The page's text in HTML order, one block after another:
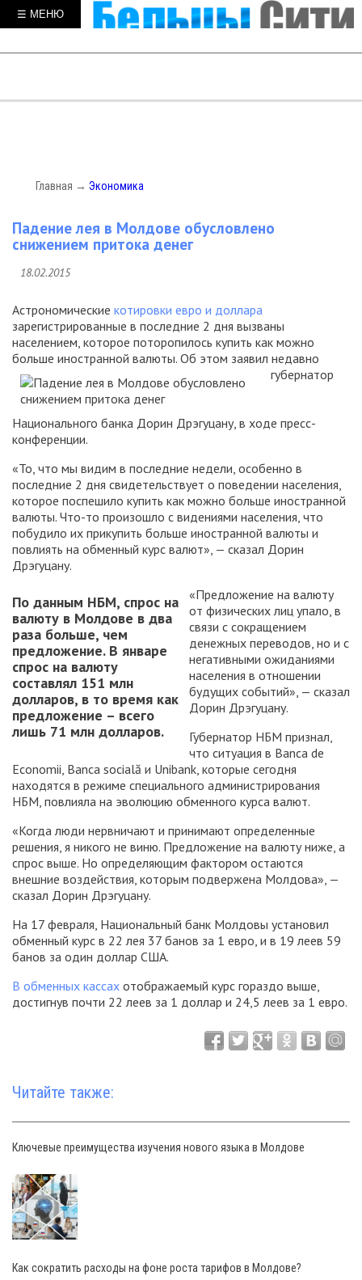
☰ МЕНЮ
Главная → Экономика
Падение лея в Молдове обусловлено
снижением притока денег
18.02.2015
Астрономические котировки евро и доллара
зарегистрированные в последние 2 дня вызваны
населением, которое поторопилось купить как можно
больше иностранной валюты. Об этом заявил недавно
губернатор
Национального банка Дорин Дрэгуцану, в ходе пресс-
конференции.
«То, что мы видим в последние недели, особенно в
последние 2 дня свидетельствует о поведении населения,
которое поспешило купить как можно больше иностранной
валюты. Что-то произошло с видениями населения, что
побудило их прикупить больше иностранной валюты и
повлиять на обменный курс валют», — сказал Дорин
Дрэгуцану.
По данным НБМ, спрос на
валюту в Молдове в два
раза больше, чем
предложение. В январе
спрос на валюту
составлял 151 млн
долларов, в то время как
предложение – всего
лишь 71 млн долларов.
«Предложение на валюту
от физических лиц упало, в
связи с сокращением
денежных переводов, но и с
негативными ожиданиями
населения в отношении
будущих событий», — сказал
Дорин Дрэгуцану.
Губернатор НБМ признал,
что ситуация в Banca de
Economii, Banca socială и Unibank, которые сегодня
находятся в режиме специального администрирования
НБМ, повлияла на эволюцию обменного курса валют.
«Когда люди нервничают и принимают определенные
решения, я никого не виню. Предложение на валюту ниже, а
спрос выше. Но определяющим фактором остаются
внешние воздействия, которым подвержена Молдова», —
сказал Дорин Дрэгуцану.
На 17 февраля, Национальный банк Молдовы установил
обменный курс в 22 лея 37 банов за 1 евро, и в 19 леев 59
банов за один доллар США.
В обменных кассах отображаемый курс гораздо выше,
достигнув почти 22 леев за 1 доллар и 24,5 леев за 1 евро.
Читайте также:
Ключевые преимущества изучения нового языка в Молдове
Как сократить расходы на фоне роста тарифов в Молдове?